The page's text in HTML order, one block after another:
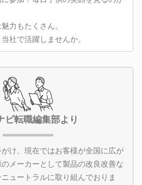
力もたくさん。
社で活躍しませんか。
ビ転職編集部より
け、現在ではお客様が全国に広が
メーカーとして製品の改良改善な
ュートラルに取り組んでおりま